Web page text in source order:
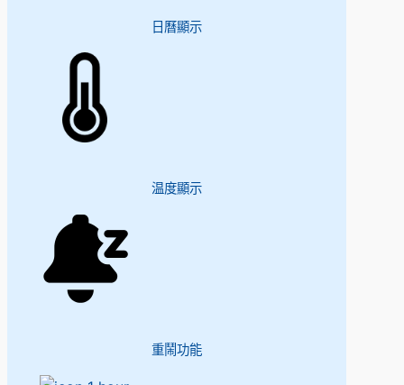
日曆顯示
温度顯示
重鬧功能